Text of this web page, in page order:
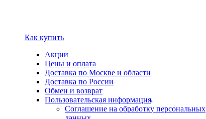
Как купить
Акции
Цены и оплата
Доставка по Москве и области
Доставка по России
Обмен и возврат
Пользовательская информация
Соглашение на обработку персональных